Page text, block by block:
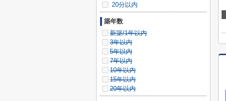
20分以内
築年数
新築/1年以内
3年以内
5年以内
7年以内
10年以内
15年以内
20年以内